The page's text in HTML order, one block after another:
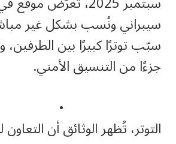
سيبراني ونُسب بشكل غير
سبّب توترًا كبيرًا بين
جزءًا من التنسيق الأمني.
• رغم
التوتر، تُظهر الوثائق أن